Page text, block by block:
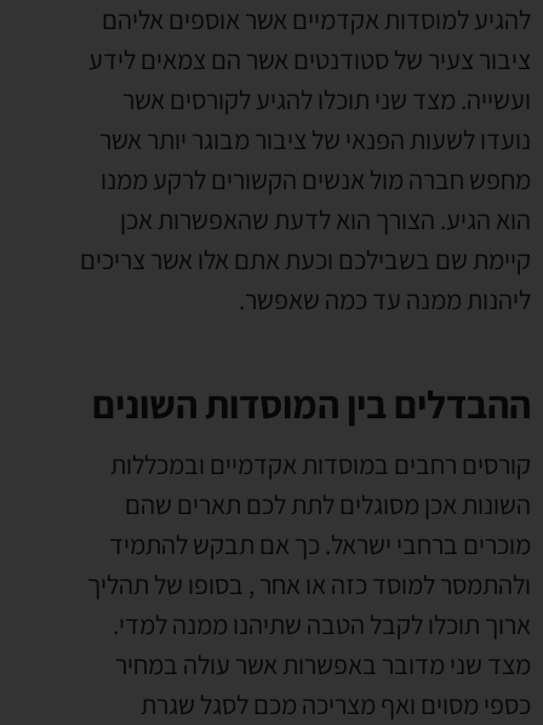
להגיע למוסדות אקדמיים אשר אוספים אליהם
ציבור צעיר של סטודנטים אשר הם צמאים לידע
ועשייה. מצד שני תוכלו להגיע לקורסים אשר
נועדו לשעות הפנאי של ציבור מבוגר יותר אשר
מחפש חברה מול אנשים הקשורים לרקע ממנו
הוא הגיע. הצורך הוא לדעת שהאפשרות אכן
קיימת שם בשבילכם וכעת אתם אלו אשר צריכים
ליהנות ממנה עד כמה שאפשר.
ההבדלים בין המוסדות השונים
קורסים רחבים במוסדות אקדמיים ובמכללות
השונות אכן מסוגלים לתת לכם תארים שהם
מוכרים ברחבי ישראל. כך אם תבקש להתמיד
ולהתמסר למוסד כזה או אחר , בסופו של תהליך
ארוך תוכלו לקבל הטבה שתיהנו ממנה למדי.
מצד שני מדובר באפשרות אשר עולה במחיר
כספי מסוים ואף מצריכה מכם לסגל שגרת